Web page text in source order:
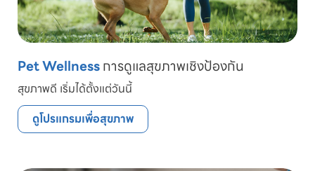
Pet Wellnessการดูแลสุขภาพเชิงป้องกัน
สุขภาพดี เริ่มได้ตั้งแต่วันนี้
ดูโปรแกรมเพื่อสุขภาพ